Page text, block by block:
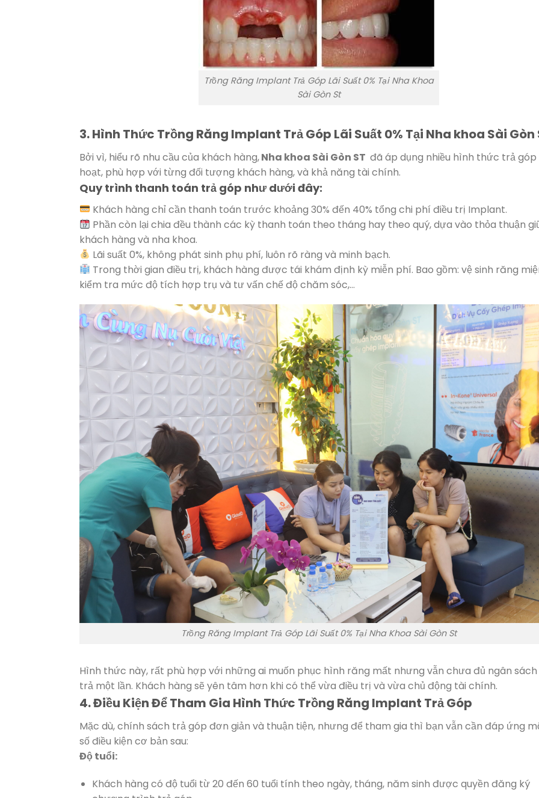
Trồng Răng Implant Trả Góp Lãi Suất 0% Tại Nha Khoa
Sài Gòn St
3. Hình Thức Trồng Răng Implant Trả Góp Lãi Suất 0% Tại Nha khoa Sài Gòn
Bởi vì, hiểu rõ nhu cầu của khách hàng,Nha khoa Sài Gòn ST đã áp dụng nhiều hình thức trả góp
hoạt, phù hợp với từng đối tượng khách hàng, và khả năng tài chính.
Quy trình thanh toán trả góp như dưới đây:
Khách hàng chỉ cần thanh toán trước khoảng 30% đến 40% tổng chi phí điều trị Implant.
Phần còn lại chia đều thành các kỳ thanh toán theo tháng hay theo quý, dựa vào thỏa thuận
khách hàng và nha khoa.
Lãi suất 0%, không phát sinh phụ phí, luôn rõ ràng và minh bạch.
Trong thời gian điều trị, khách hàng được tái khám định kỳ miễn phí. Bao gồm: vệ sinh răng
kiểm tra mức độ tích hợp trụ và tư vấn chế độ chăm sóc,…
Trồng Răng Implant Trả Góp Lãi Suất 0% Tại Nha Khoa Sài Gòn St
Hình thức này, rất phù hợp với những ai muốn phục hình răng mất nhưng vẫn chưa đủ ngân
trả một lần. Khách hàng sẽ yên tâm hơn khi có thể vừa điều trị và vừa chủ động tài chính.
4. Điều Kiện Để Tham Gia Hình Thức Trồng Răng Implant Trả Góp
Mặc dù, chính sách trả góp đơn giản và thuận tiện, nhưng để tham gia thì bạn vẫn cần đáp ứng
số điều kiện cơ bản sau:
Độ tuổi:
Khách hàng có độ tuổi từ 20 đến 60 tuổi tính theo ngày, tháng, năm sinh được quyền đăng ký